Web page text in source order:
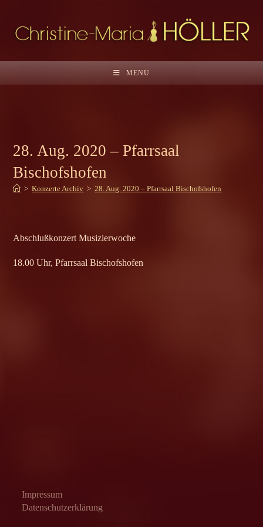
springen
MENÜ
28. Aug. 2020 – Pfarrsaal
Bischofshofen
> Konzerte Archiv > 28. Aug. 2020 – Pfarrsaal Bischofshofen
Abschlußkonzert Musizierwoche
18.00 Uhr, Pfarrsaal Bischofshofen
Impressum
Datenschutzerklärung